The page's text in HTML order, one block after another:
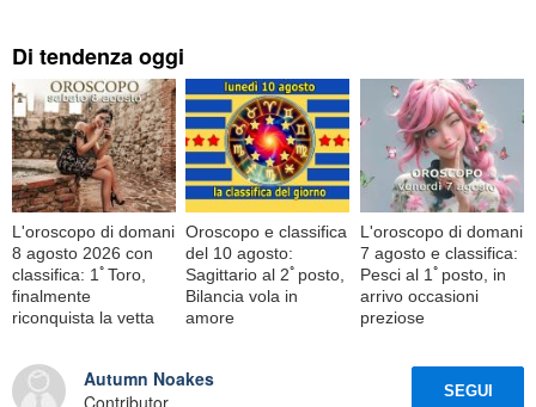
Di tendenza oggi
L'oroscopo di domani
8 agosto 2026 con
classifica: 1ﾟToro,
finalmente
riconquista la vetta
Oroscopo e classifica
del 10 agosto:
Sagittario al 2ﾟposto,
Bilancia vola in
amore
L'oroscopo di domani
7 agosto e classifica:
Pesci al 1ﾟposto, in
arrivo occasioni
preziose
Autumn Noakes
SEGUI